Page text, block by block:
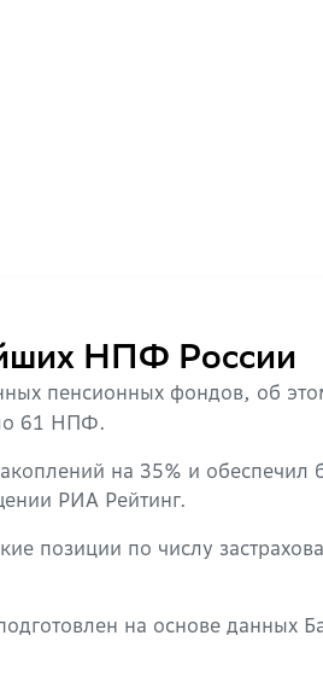
НПФ России
пенсионных фондов, об
61 НПФ.
на 35% и обеспечил
РИА Рейтинг.
позиции по числу
на основе данных